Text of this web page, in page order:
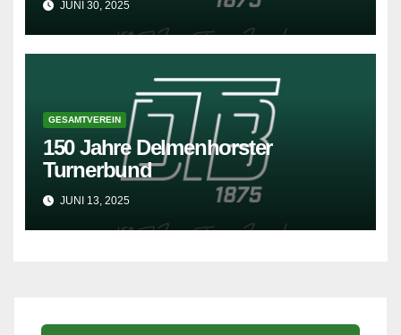
JUNI 30, 2025
GESAMTVEREIN
150 Jahre Delmenhorster
Turnerbund
JUNI 13, 2025